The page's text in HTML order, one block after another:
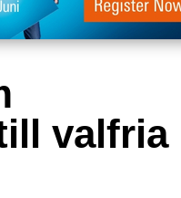
valfria